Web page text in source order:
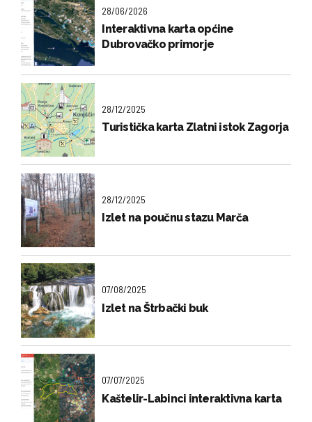
28/06/2026
Interaktivna karta općine
Dubrovačko primorje
28/12/2025
Turistička karta Zlatni istok Zagorja
28/12/2025
Izlet na poučnu stazu Marča
07/08/2025
Izlet na Štrbački buk
07/07/2025
Kaštelir-Labinci interaktivna karta